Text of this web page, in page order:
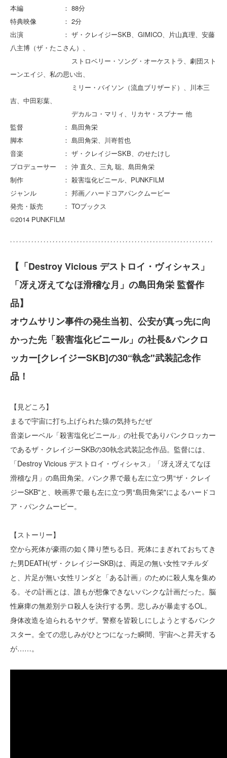
本編 ： 88分
特典映像 ： 2分
出演 ： ザ・クレイジーSKB、GIMICO、片山真理、安藤
八主博（ザ・たこさん）、
ストロベリー・ソング・オーケストラ、劇団スト
ーンエイジ、私の思い出、
ミリー・バイソン（流血ブリザード）、川本三
吉、中田彩葉、
デカルコ・マリィ、リカヤ・スプナー 他
監督 ： 島田角栄
脚本 ： 島田角栄、川嵜哲也
音楽 ： ザ・クレイジーSKB、のせたけし
プロデューサー ： 沖 直久、三丸 聡、島田角栄
制作 ： 殺害塩化ビニール、PUNKFILM
ジャンル ： 邦画／ハードコアパンクムービー
発売・販売 ： TOブックス
©2014 PUNKFILM
【「Destroy Vicious デストロイ・ヴィシャス」
「冴え冴えてなほ滑稽な月」の島田角栄 監督作
品】
オウムサリン事件の発生当初、公安が真っ先に向
かった先「殺害塩化ビニール」の社長&パンクロ
ッカー[クレイジーSKB]の30“執念"武装記念作
品！
【見どころ】
まるで宇宙に打ち上げられた猿の気持ちだぜ
音楽レーベル「殺害塩化ビニール」の社長でありパンクロッカー
であるザ・クレイジーSKBの30執念武装記念作品。監督には、
「Destroy Vicious デストロイ・ヴィシャス」「冴え冴えてなほ
滑稽な月」の島田角栄。パンク界で最も左に立つ男“ザ・クレイ
ジーSKB"と、映画界で最も左に立つ男“島田角栄"によるハードコ
ア・パンクムービー。
【ストーリー】
空から死体が豪雨の如く降り堕ちる日。死体にまぎれておちてき
た男DEATH(ザ・クレイジーSKB)は、両足の無い女性マチルダ
と、片足が無い女性リンダと「ある計画」のために殺人鬼を集め
る。その計画とは、誰もが想像できないパンクな計画だった。脳
性麻痺の無差別テロ殺人を決行する男。悲しみが暴走するOL。
身体改造を迫られるヤクザ。警察を皆殺しにしようとするパンク
スター。全ての悲しみがひとつになった瞬間、宇宙へと昇天する
が……。